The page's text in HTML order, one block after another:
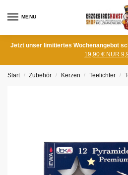
MENU
Jetzt unser limitiertes Wochenangebot
19,90 € NUR
Start / Zubehör / Kerzen / Teelichter /